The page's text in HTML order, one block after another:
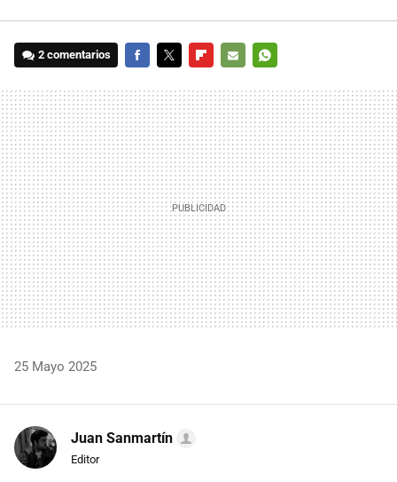
2 comentarios
MAIL
25 Mayo 2025
Juan Sanmartín
Editor